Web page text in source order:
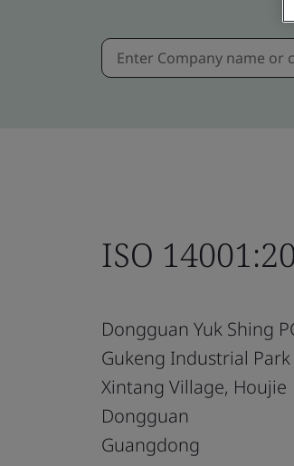
ISO
Dongguan Yuk Shing
Gukeng Industrial Park
Xintang Village, Houjie
Dongguan
Guangdong